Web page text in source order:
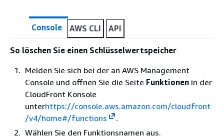
Console AWS CLI API
So löschen Sie einen Schlüsselwertspeicher
Melden Sie sich bei der an AWS Management
Console und öffnen Sie die Seite Funktionen in der
CloudFront Konsole
unterhttps://console.aws.amazon.com/cloudfront
/v4/home#/functions
.
Wählen Sie den Funktionsnamen aus.